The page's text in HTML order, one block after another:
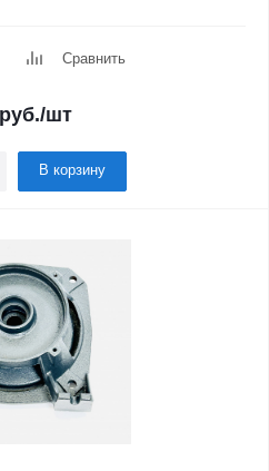
Сравнить
руб./шт
В корзину